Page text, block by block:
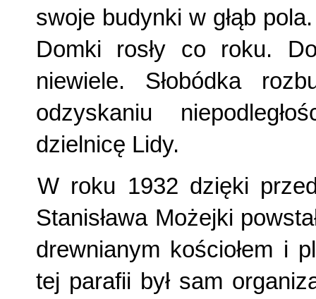
swoje budynki w głąb
Domki rosły co roku.
niewiele. Słobódka
odzyskaniu
dzielnicę Lidy.
W roku 1932 dzięki
Stanisława Możejki
drew­nianym kościołem i
tej parafii był sam